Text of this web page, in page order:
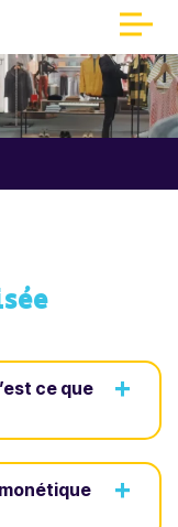
client
ce que
+
+